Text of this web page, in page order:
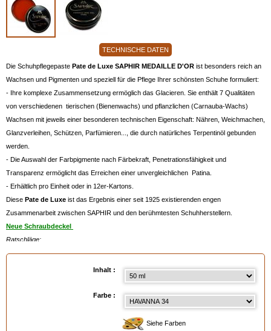
TECHNISCHE DATEN
Die Schuhpflegepaste Pate de Luxe SAPHIR MEDAILLE D'OR ist besonders reich an
Wachsen und Pigmenten und speziell für die Pflege Ihrer schönsten Schuhe formuliert:
- Ihre komplexe Zusammensetzung ermöglich das Glacieren. Sie enthält 7 Qualitäten
von verschiedenen tierischen (Bienenwachs) und pflanzlichen (Carnauba-Wachs)
Wachsen mit jeweils einer besonderen technischen Eigenschaft: Nähren, Weichmachen,
Glanzverleihen, Schützen, Parfümieren..., die durch natürliches Terpentinöl gebunden
werden.
- Die Auswahl der Farbpigmente nach Färbekraft, Penetrationsfähigkeit und
Transparenz ermöglicht das Erreichen einer unvergleichlichen Patina.
- Erhältlich pro Einheit oder in 12er-Kartons.
Diese Pate de Luxe ist das Ergebnis einer seit 1925 existierenden engen
Zusammenarbeit zwischen SAPHIR und den berühmtesten Schuhherstellern.
Neue Schraubdeckel
Ratschläge:
- Benutzen Sie die Pate de Luxe abwechselnd mit der untenstehendenCreme
MEDAILLE D'OR,
flüssigeren Wachsen eine Tiefenpflege des Leders ermöglicht.
- Falls Sie vorher Schuhpflegeprodukte anderer Marken verwendet haben, können Sie
etwaige Silikon- und Harzablagerungen mit Hilfe desRénomat SAPHIRentfernen,
welcher Ihnen ausserdem gute Dienste bei der periodischen Reinigung Ihres Leders
Inhalt :
Farbe :
Siehe Farben